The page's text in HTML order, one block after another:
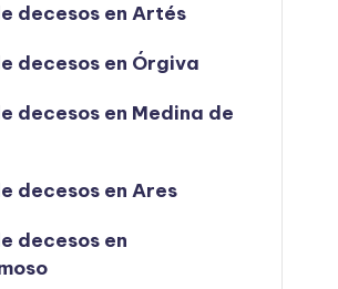
decesos en Artés
decesos en Órgiva
decesos en Medina de
decesos en Ares
decesos en